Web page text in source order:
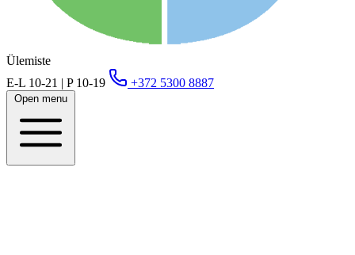
Ülemiste
E-L 10-21 | P 10-19
+372 5300 8887
Open menu